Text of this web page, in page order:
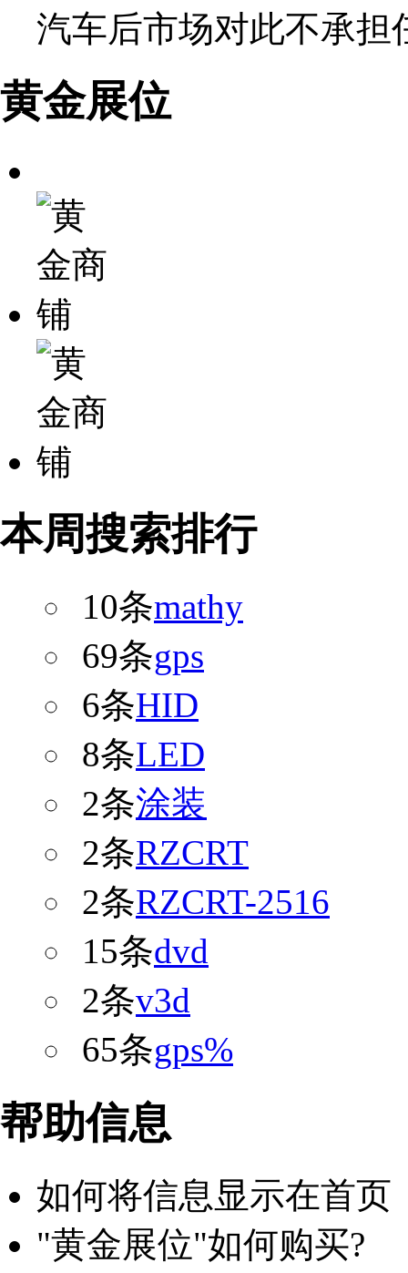
汽车后市场对此不承担
黄金展位
本周搜索排行
10条mathy
69条gps
6条HID
8条LED
2条涂装
2条RZCRT
2条RZCRT-2516
15条dvd
2条v3d
65条gps%
帮助信息
如何将信息显示在首页
"黄金展位"如何购买?